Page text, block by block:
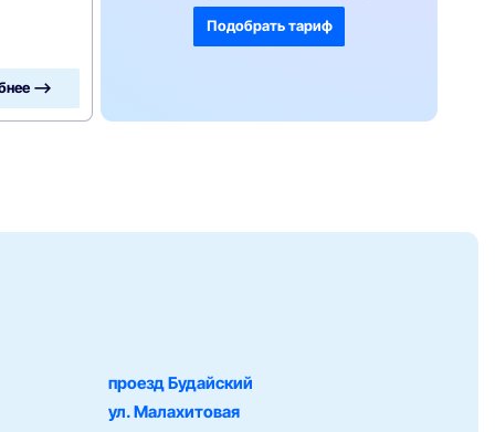
—>
Подобрать тариф
проезд Будайский
ул. Малахитовая